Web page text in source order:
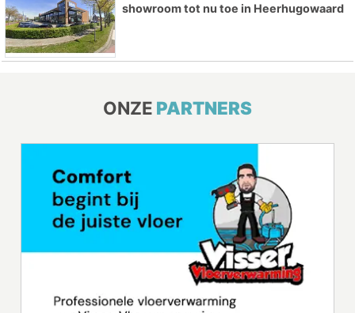
showroom tot nu toe in Heerhugowaard
ONZE PARTNERS